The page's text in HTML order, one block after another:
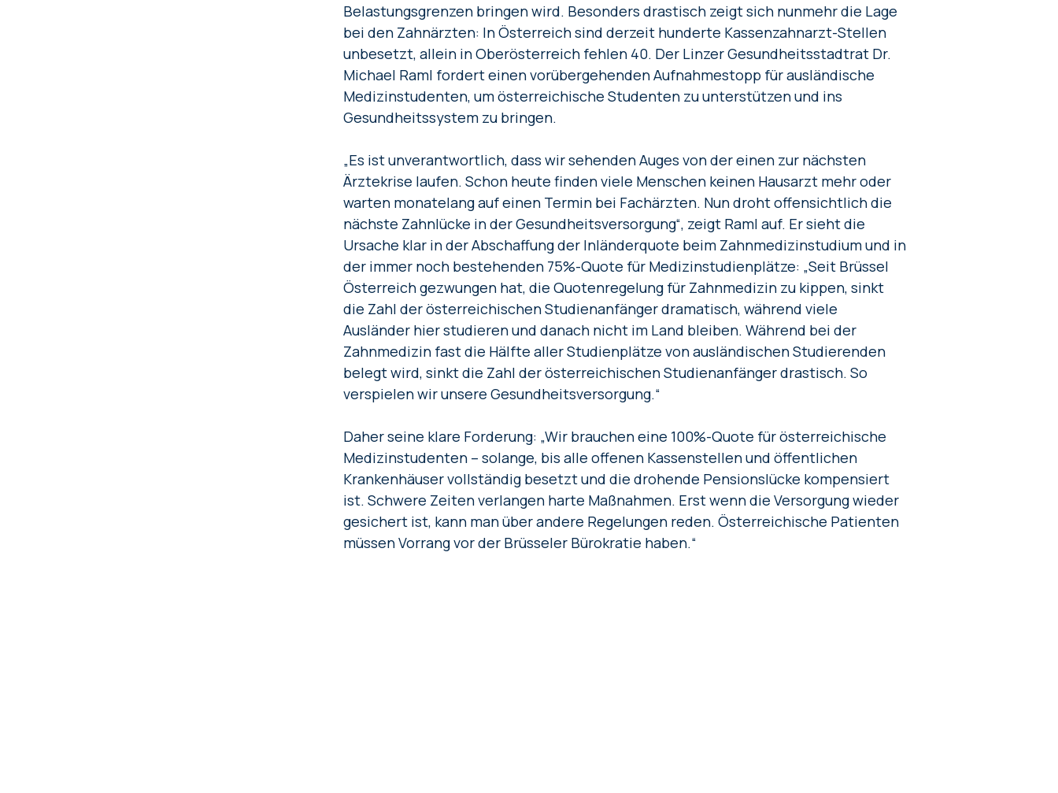
Belastungsgrenzen bringen wird. Besonders drastisch zeigt sich nunmehr die Lage
bei den Zahnärzten: In Österreich sind derzeit hunderte Kassenzahnarzt-Stellen
unbesetzt, allein in Oberösterreich fehlen 40. Der Linzer Gesundheitsstadtrat Dr.
Michael Raml fordert einen vorübergehenden Aufnahmestopp für ausländische
Medizinstudenten, um österreichische Studenten zu unterstützen und ins
Gesundheitssystem zu bringen.
„Es ist unverantwortlich, dass wir sehenden Auges von der einen zur nächsten
Ärztekrise laufen. Schon heute finden viele Menschen keinen Hausarzt mehr oder
warten monatelang auf einen Termin bei Fachärzten. Nun droht offensichtlich die
nächste Zahnlücke in der Gesundheitsversorgung“, zeigt Raml auf. Er sieht die
Ursache klar in der Abschaffung der Inländerquote beim Zahnmedizinstudium und in
der immer noch bestehenden 75%-Quote für Medizinstudienplätze: „Seit Brüssel
Österreich gezwungen hat, die Quotenregelung für Zahnmedizin zu kippen, sinkt
die Zahl der österreichischen Studienanfänger dramatisch, während viele
Ausländer hier studieren und danach nicht im Land bleiben. Während bei der
Zahnmedizin fast die Hälfte aller Studienplätze von ausländischen Studierenden
belegt wird, sinkt die Zahl der österreichischen Studienanfänger drastisch. So
verspielen wir unsere Gesundheitsversorgung.“
Daher seine klare Forderung: „Wir brauchen eine 100%-Quote für österreichische
Medizinstudenten – solange, bis alle offenen Kassenstellen und öffentlichen
Krankenhäuser vollständig besetzt und die drohende Pensionslücke kompensiert
ist. Schwere Zeiten verlangen harte Maßnahmen. Erst wenn die Versorgung wieder
gesichert ist, kann man über andere Regelungen reden. Österreichische Patienten
müssen Vorrang vor der Brüsseler Bürokratie haben.“